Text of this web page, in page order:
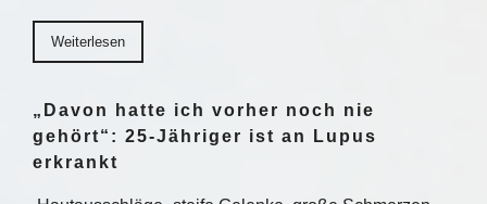
Weiterlesen
„Davon hatte ich vorher noch nie
gehört“: 25-Jähriger ist an Lupus
erkrankt